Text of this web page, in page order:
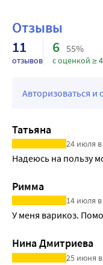
Отзывы
11
отзывов
6 55%
с оценкой ≥ 4
Авторизоваться и
Татьяна
24 июля в
Надеюсь на пользу
Римма
14 июля
У меня варикоз.
Нина Дмитриева
25 июня